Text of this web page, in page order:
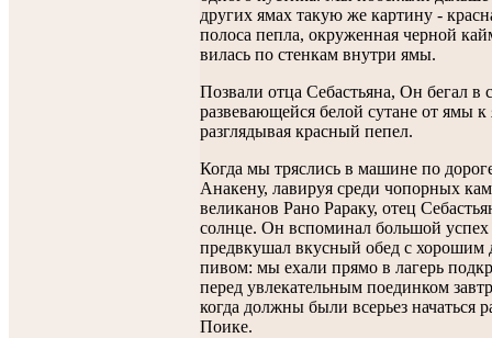
других ямах такую же картину -
полоса пепла, окруженная черной
вилась по стенкам внутри ямы.
Позвали отца Себастьяна, Он бегал в
развевающейся белой сутане от ямы к
разглядывая красный пепел.
Когда мы тряслись в машине по
Анакену, лавируя среди чопорных
великанов Рано Рараку, отец
солнце. Он вспоминал большой успех
предвкушал вкусный обед с хорошим
пивом: мы ехали прямо в лагерь
перед увлекательным поединком
когда должны были всерьез начаться
Поике.